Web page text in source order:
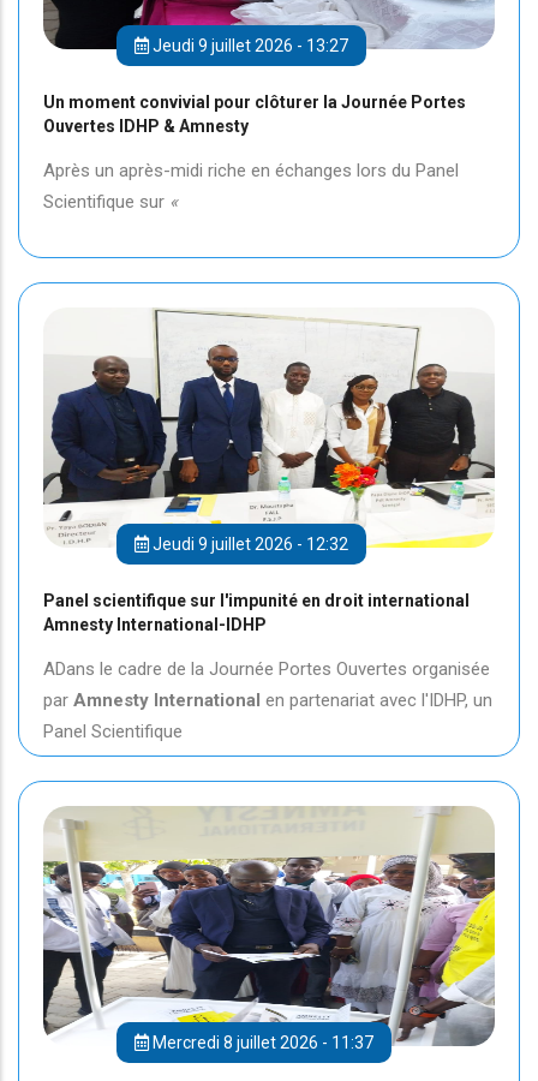
Jeudi 9 juillet 2026 - 13:27
Un moment convivial pour clôturer la Journée Portes
Ouvertes IDHP & Amnesty
Après un après-midi riche en échanges lors du Panel
Scientifique sur «
Jeudi 9 juillet 2026 - 12:32
Panel scientifique sur l'impunité en droit international
Amnesty International-IDHP
ADans le cadre de la Journée Portes Ouvertes organisée
par Amnesty International en partenariat avec l'IDHP, un
Panel Scientifique
Mercredi 8 juillet 2026 - 11:37